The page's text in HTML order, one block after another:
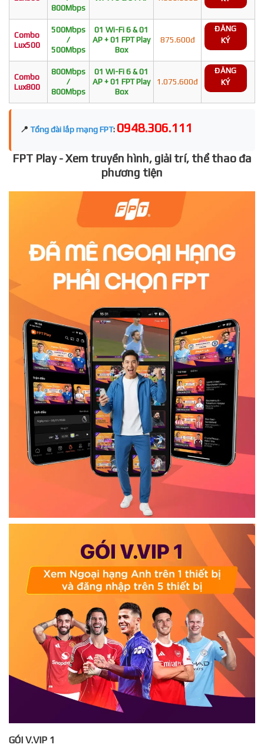
800Mbps
Combo
Lux500
500Mbps
/
500Mbps
01 Wi-Fi 6 & 01
AP + 01 FPT Play
Box
875.600đ
ĐĂNG
KÝ
Combo
Lux800
800Mbps
/
800Mbps
01 Wi-Fi 6 & 01
AP + 01 FPT Play
Box
1.075.600đ
ĐĂNG
KÝ
📍 Tổng đài lắp mạng FPT: 0948.306.111
FPT Play - Xem truyền hình, giải trí, thể thao đa
phương tiện
GÓI V.VIP 1